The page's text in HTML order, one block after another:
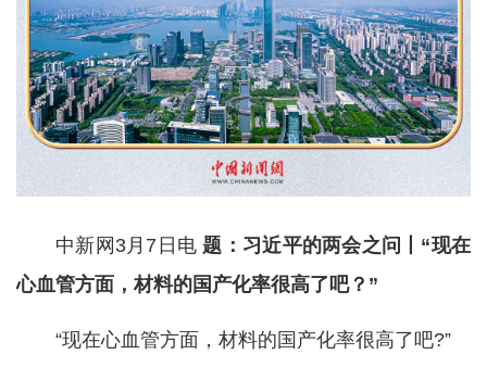
中新网3月7日电 题：习近平的两会之问丨“现在
心血管方面，材料的国产化率很高了吧？”
“现在心血管方面，材料的国产化率很高了吧?”